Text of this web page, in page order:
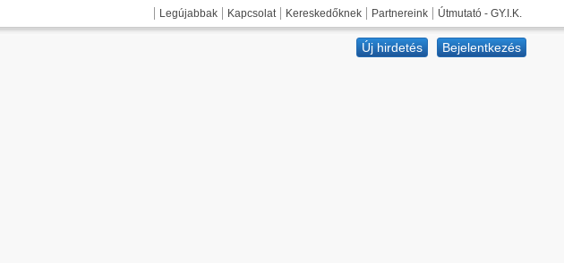
Útmutató - GY.I.K.
Partnereink
Kereskedőknek
Kapcsolat
Legújabbak
Bejelentkezés
Új hirdetés